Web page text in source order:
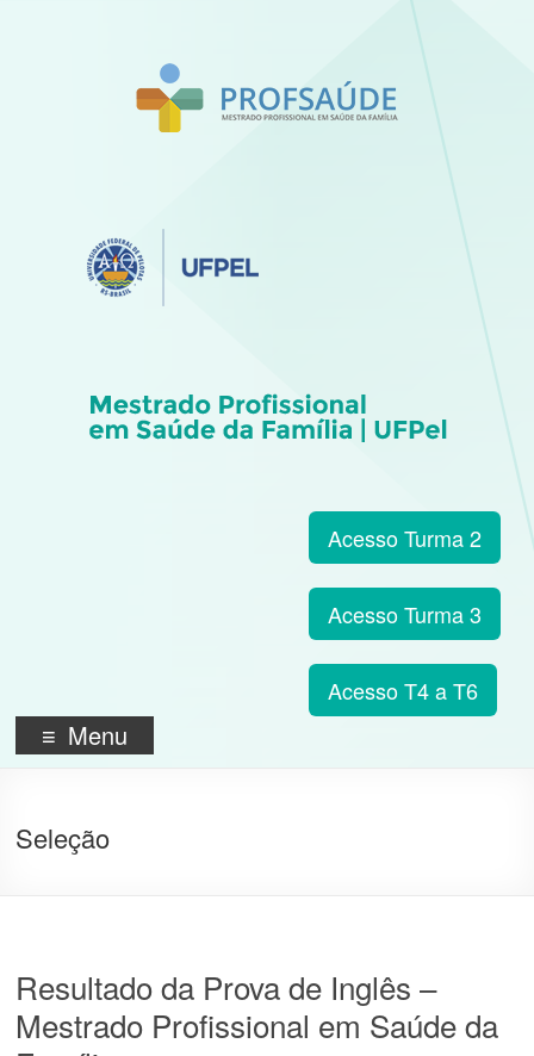
Acesso Turma 2
Acesso Turma 3
Acesso T4 a T6
Menu
Seleção
Resultado da Prova de Inglês –
Mestrado Profissional em Saúde da